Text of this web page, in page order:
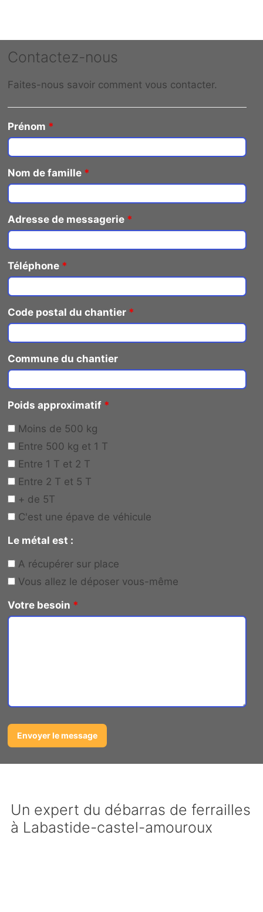
Contactez-nous
Faites-nous savoir comment vous contacter.
Prénom *
Nom de famille *
Adresse de messagerie *
Téléphone *
Code postal du chantier *
Commune du chantier
Poids approximatif *
Moins de 500 kg
Entre 500 kg et 1 T
Entre 1 T et 2 T
Entre 2 T et 5 T
+ de 5T
C'est une épave de véhicule
Le métal est :
A récupérer sur place
Vous allez le déposer vous-même
Votre besoin *
Un expert du débarras de ferrailles
à Labastide-castel-amouroux